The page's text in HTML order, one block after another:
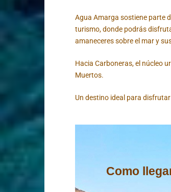
Agua Amarga sostiene parte
turismo, donde podrás
amaneceres sobre el mar y
Hacia Carboneras, el núcleo
Muertos.
Un destino ideal para
Como